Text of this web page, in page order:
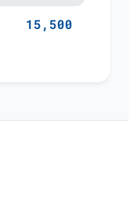
15,500